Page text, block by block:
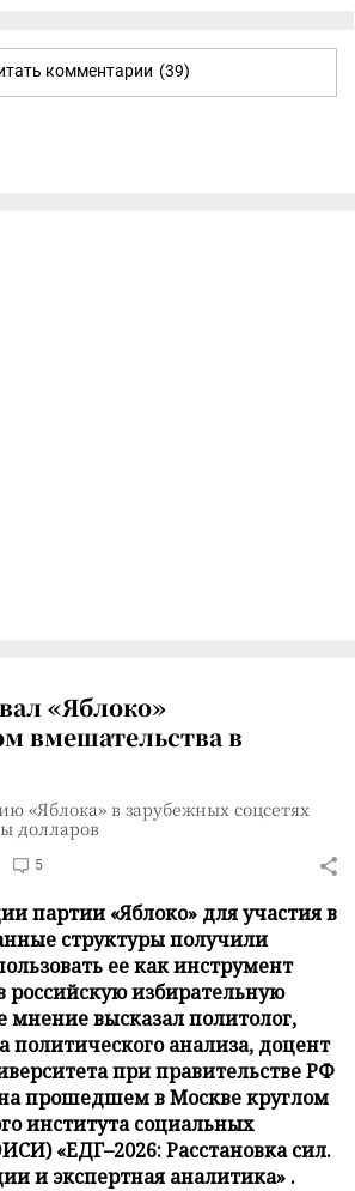
комментарии (39)
«Яблоко»
вмешательства в
«Яблока» в зарубежных соцсетях
долларов
5
партии «Яблоко» для участия в
структуры получили
ее как инструмент
российскую избирательную
высказал политолог,
политического анализа, доцент
при правительстве РФ
прошедшем в Москве круглом
института социальных
«ЕДГ–2026: Расстановка сил.
и экспертная аналитика» .